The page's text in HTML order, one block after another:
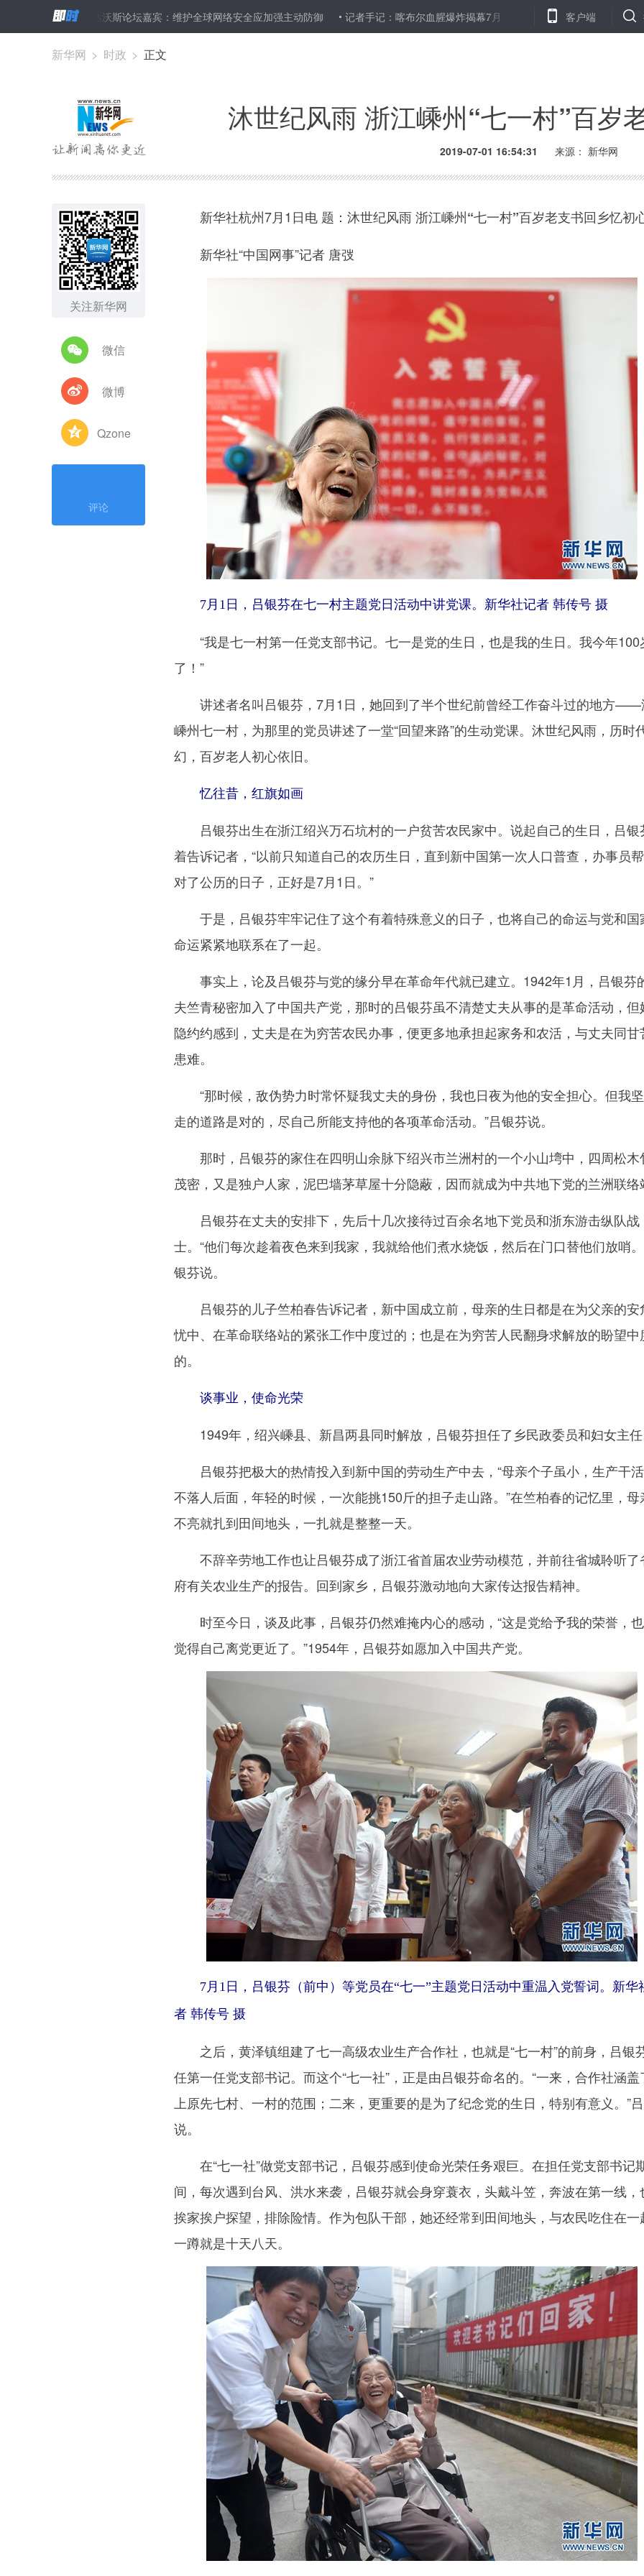
夏季达沃斯论坛嘉宾：维护全球网络安全应加强主动防御 记者手记：喀布尔血腥爆炸揭幕7月 阿富汗和平谈判再蒙阴影 新研究说咖
客户端
新华网 > 时政 > 正文
沐世纪风雨 浙江嵊州“七一村”百岁
2019-07-01 16:54:31 来源： 新华网
关注新华网
微信
微博
Qzone
评论
新华社杭州7月1日电 题：沐世纪风雨 浙江嵊州“七一村”百岁老支书回乡忆初
新华社“中国网事”记者 唐弢
7月1日，吕银芬在七一村主题党日活动中讲党课。新华社记者 韩传号 摄
“我是七一村第一任党支部书记。七一是党的生日，也是我的生日。我今年100
了！”
讲述者名叫吕银芬，7月1日，她回到了半个世纪前曾经工作奋斗过的地方——
嵊州七一村，为那里的党员讲述了一堂“回望来路”的生动党课。沐世纪风雨，历时
幻，百岁老人初心依旧。
忆往昔，红旗如画
吕银芬出生在浙江绍兴万石坑村的一户贫苦农民家中。说起自己的生日，吕银
着告诉记者，“以前只知道自己的农历生日，直到新中国第一次人口普查，办事员
对了公历的日子，正好是7月1日。”
于是，吕银芬牢牢记住了这个有着特殊意义的日子，也将自己的命运与党和国
命运紧紧地联系在了一起。
事实上，论及吕银芬与党的缘分早在革命年代就已建立。1942年1月，吕银芬
夫竺青秘密加入了中国共产党，那时的吕银芬虽不清楚丈夫从事的是革命活动，但
隐约约感到，丈夫是在为穷苦农民办事，便更多地承担起家务和农活，与丈夫同甘
患难。
“那时候，敌伪势力时常怀疑我丈夫的身份，我也日夜为他的安全担心。但我
走的道路是对的，尽自己所能支持他的各项革命活动。”吕银芬说。
那时，吕银芬的家住在四明山余脉下绍兴市兰洲村的一个小山塆中，四周松木
茂密，又是独户人家，泥巴墙茅草屋十分隐蔽，因而就成为中共地下党的兰洲联络
吕银芬在丈夫的安排下，先后十几次接待过百余名地下党员和浙东游击纵队战
士。“他们每次趁着夜色来到我家，我就给他们煮水烧饭，然后在门口替他们放哨
银芬说。
吕银芬的儿子竺柏春告诉记者，新中国成立前，母亲的生日都是在为父亲的安
忧中、在革命联络站的紧张工作中度过的；也是在为穷苦人民翻身求解放的盼望中
的。
谈事业，使命光荣
1949年，绍兴嵊县、新昌两县同时解放，吕银芬担任了乡民政委员和妇女主
吕银芬把极大的热情投入到新中国的劳动生产中去，“母亲个子虽小，生产干
不落人后面，年轻的时候，一次能挑150斤的担子走山路。”在竺柏春的记忆里，母
不亮就扎到田间地头，一扎就是整整一天。
不辞辛劳地工作也让吕银芬成了浙江省首届农业劳动模范，并前往省城聆听了
府有关农业生产的报告。回到家乡，吕银芬激动地向大家传达报告精神。
时至今日，谈及此事，吕银芬仍然难掩内心的感动，“这是党给予我的荣誉，
觉得自己离党更近了。”1954年，吕银芬如愿加入中国共产党。
7月1日，吕银芬（前中）等党员在“七一”主题党日活动中重温入党誓词。新华
者 韩传号 摄
之后，黄泽镇组建了七一高级农业生产合作社，也就是“七一村”的前身，吕银
任第一任党支部书记。而这个“七一社”，正是由吕银芬命名的。“一来，合作社涵盖
上原先七村、一村的范围；二来，更重要的是为了纪念党的生日，特别有意义。”
说。
在“七一社”做党支部书记，吕银芬感到使命光荣任务艰巨。在担任党支部书记
间，每次遇到台风、洪水来袭，吕银芬就会身穿蓑衣，头戴斗笠，奔波在第一线，
挨家挨户探望，排除险情。作为包队干部，她还经常到田间地头，与农民吃住在一
一蹲就是十天八天。